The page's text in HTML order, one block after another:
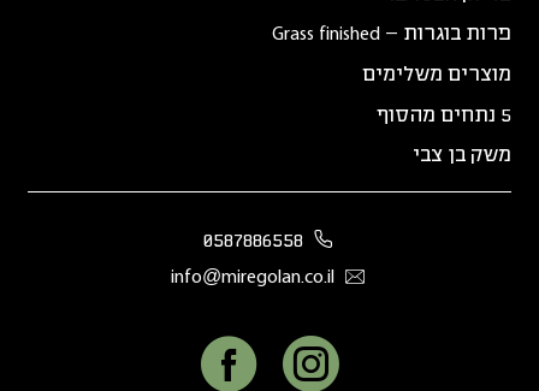
פרות בוגרות – Grass finished
מוצרים משלימים
5 נתחים מהסוף
משק בן צבי
0587886558
info@miregolan.co.il